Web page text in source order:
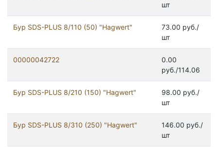
шт
Бур SDS-PLUS 8/110 (50) "Hagwert"
73.00 руб./
шт
00000042722
0.00
руб./114.06
Бур SDS-PLUS 8/210 (150) "Hagwert"
98.00 руб./
шт
Бур SDS-PLUS 8/310 (250) "Hagwert"
146.00 руб./
шт